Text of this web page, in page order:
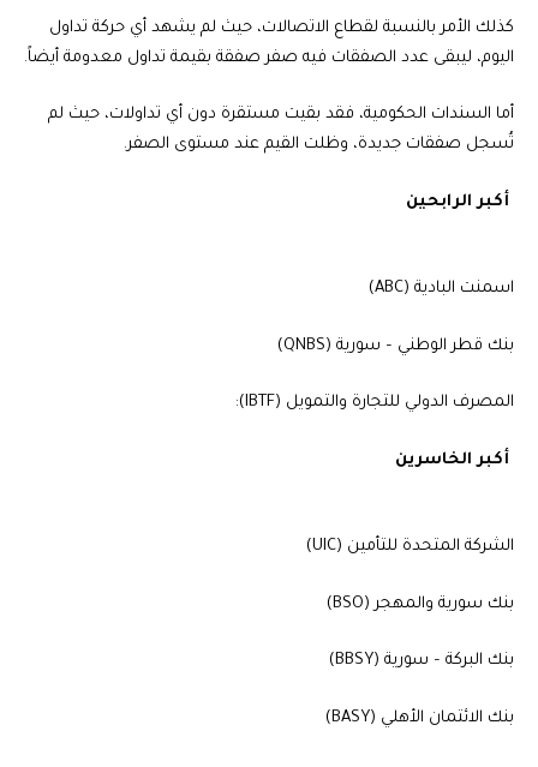
كذلك الأمر بالنسبة لقطاع الاتصالات، حيث لم يشهد أي حركة تداول
اليوم، ليبقى عدد الصفقات فيه صفر صفقة بقيمة تداول معدومة أيضاً.
أما السندات الحكومية، فقد بقيت مستقرة دون أي تداولات، حيث لم
تُسجل صفقات جديدة، وظلت القيم عند مستوى الصفر.
أكبر الرابحين
اسمنت البادية (ABC)
بنك قطر الوطني – سورية (QNBS)
المصرف الدولي للتجارة والتمويل (IBTF):
أكبر الخاسرين
الشركة المتحدة للتأمين (UIC)
بنك سورية والمهجر (BSO)
بنك البركة – سورية (BBSY)
بنك الائتمان الأهلي (BASY)